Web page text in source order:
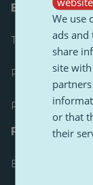
Bronnen
Toolkits
PulseZ Content
PulseZ Richtlijn
FAQs
Een verzoek
We use
ads and
share
site
or that
their